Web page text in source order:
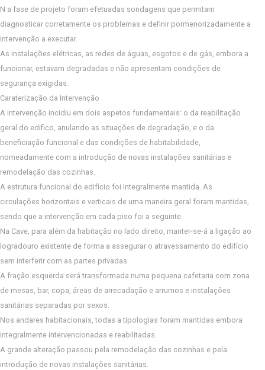
N a fase de projeto foram efetuadas sondagens que permitam
diagnosticar corretamente os problemas e definir pormenorizadamente a
intervenção a executar.
As instalações elétricas, as redes de águas, esgotos e de gás, embora a
funcionar, estavam degradadas e não apresentam condições de
segurança exigidas.
Caraterização da Intervenção
A intervenção incidiu em dois aspetos fundamentais: o da reabilitação
geral do edifico, anulando as situações de degradação, e o da
beneficiação funcional e das condições de habitabilidade,
nomeadamente com a introdução de novas instalações sanitárias e
remodelação das cozinhas.
A estrutura funcional do edifício foi integralmente mantida. As
circulações horizontais e verticais de uma maneira geral foram mantidas,
sendo que a intervenção em cada piso foi a seguinte:
Na Cave, para além da habitação no lado direito, manter-se-á a ligação ao
logradouro existente de forma a assegurar o atravessamento do edifício
sem interferir com as partes privadas.
A fração esquerda será transformada numa pequena cafetaria com zona
de mesas, bar, copa, áreas de arrecadação e arrumos e instalações
sanitárias separadas por sexos.
Nos andares habitacionais, todas a tipologias foram mantidas embora
integralmente intervencionadas e reabilitadas.
A grande alteração passou pela remodelação das cozinhas e pela
introdução de novas instalações sanitárias.